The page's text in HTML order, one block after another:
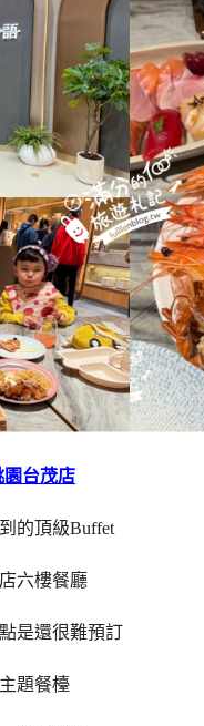
園台茂店
的頂級Buffet
六樓餐廳
是還很難預訂
題餐檯